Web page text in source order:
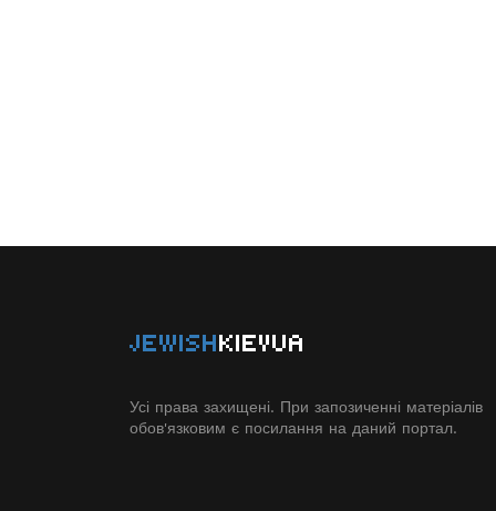
JEWISHKIEVUA
Усі права захищені. При запозиченні матеріалів
обов'язковим є посилання на даний портал.